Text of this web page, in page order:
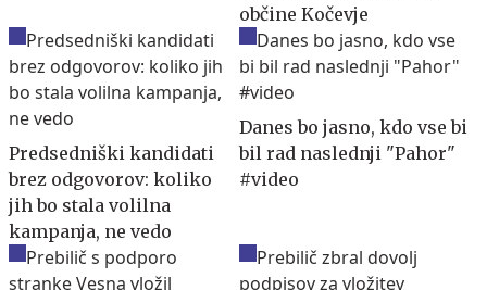
občine Kočevje
Predsedniški kandidati
brez odgovorov: koliko
jih bo stala volilna
kampanja, ne vedo
Danes bo jasno, kdo vse bi
bil rad naslednji "Pahor"
#video